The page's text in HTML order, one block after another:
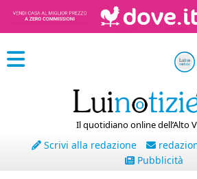
Il quotidiano online dell’Alto
Scrivi alla redazione
Pubblicità